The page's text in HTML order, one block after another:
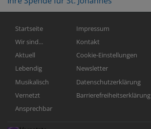
Hauptnavigation
Startseite
Wir sind...
Aktuell
Lebendig
Musikalisch
Vernetzt
Ansprechbar
Fußbereichsmenü
Impressum
Kontakt
Cookie-Einstellungen
Newsletter
Datenschutzerklärung
Barrierefreiheitserklärung